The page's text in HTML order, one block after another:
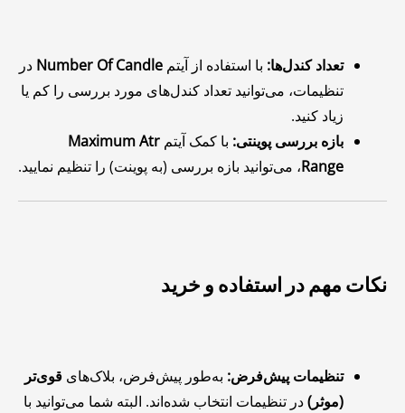
تعداد کندل‌ها: با استفاده از آیتم Number Of Candle در
تنظیمات، می‌توانید تعداد کندل‌های مورد بررسی را کم یا
زیاد کنید.
بازه‌ بررسی پوینتی: با کمک آیتم Maximum Atr
Range، می‌توانید بازه بررسی (به پوینت) را تنظیم نمایید.
نکات مهم در استفاده و خرید
تنظیمات پیش‌فرض: به‌طور پیش‌فرض، بلاک‌های قوی‌تر
(موثر)در تنظیمات انتخاب شده‌اند. البته شما می‌توانید با